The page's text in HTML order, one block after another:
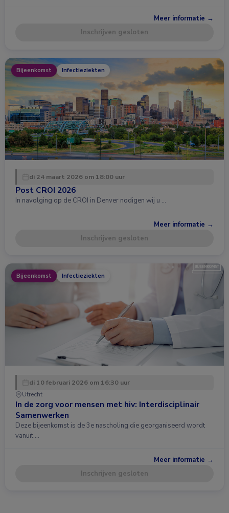
Meer informatie →
Inschrijven gesloten
Bijeenkomst Infectieziekten
di 24 maart 2026 om 18:00 uur
Post CROI 2026
In navolging op de CROI in Denver nodigen wij u …
Meer informatie →
Inschrijven gesloten
Bijeenkomst Infectieziekten
di 10 februari 2026 om 16:30 uur
Utrecht
In de zorg voor mensen met hiv: Interdisciplinair
Samenwerken
Deze bijeenkomst is de 3e nascholing die georganiseerd wordt
vanuit …
Meer informatie →
Inschrijven gesloten